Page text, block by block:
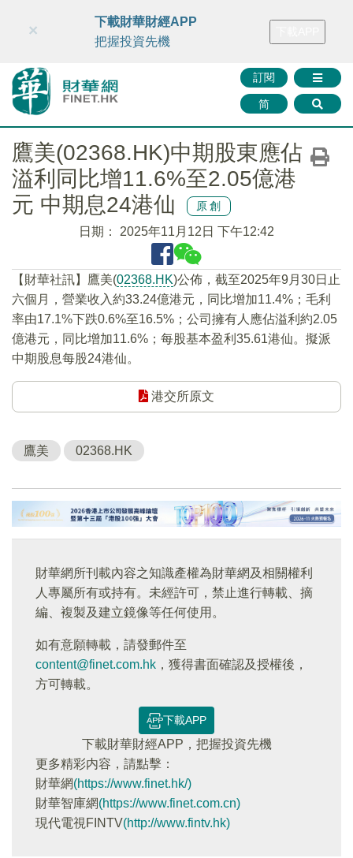
財華智庫網 FINTV FINMETA 財華證券 媒體矩陣
訂閱
简
×
下載財華財經APP
把握投資先機
鷹美(02368.HK)中期股東應佔
溢利同比增11.6%至2.05億港
元 中期息24港仙
原創
日期： 2025年11月12日 下午12:42
【財華社訊】鷹美(02368.HK)公佈，截至2025年9月30日止
六個月，營業收入約33.24億港元，同比增加11.4%；毛利
率由17.1%下跌0.6%至16.5%；公司擁有人應佔溢利約2.05
億港元，同比增加11.6%；每股基本盈利35.61港仙。擬派
中期股息每股24港仙。
港交所原文
鷹美 02368.HK
財華網所刊載內容之知識產權為財華網及相關權利
人專屬所有或持有。未經許可，禁止進行轉載、摘
編、複製及建立鏡像等任何使用。
如有意願轉載，請發郵件至
content@finet.com.hk ，獲得書面確認及授權後，
方可轉載。
下載APP
下載財華財經APP，把握投資先機
更多精彩内容，請點擊：
財華網(https://www.finet.hk/)
財華智庫網(https://www.finet.com.cn)
現代電視FINTV(http://www.fintv.hk)